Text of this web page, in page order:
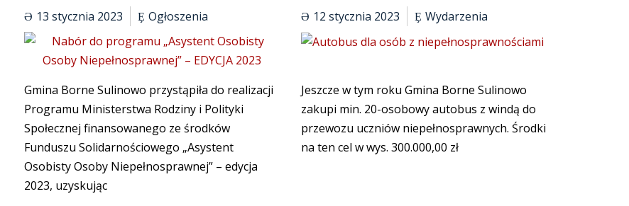
13 stycznia 2023 Ogłoszenia
Gmina Borne Sulinowo przystąpiła do realizacji
Programu Ministerstwa Rodziny i Polityki
Społecznej finansowanego ze środków
Funduszu Solidarnościowego „Asystent
Osobisty Osoby Niepełnosprawnej” – edycja
2023, uzyskując
12 stycznia 2023 Wydarzenia
Jeszcze w tym roku Gmina Borne Sulinowo
zakupi min. 20-osobowy autobus z windą do
przewozu uczniów niepełnosprawnych. Środki
na ten cel w wys. 300.000,00 zł